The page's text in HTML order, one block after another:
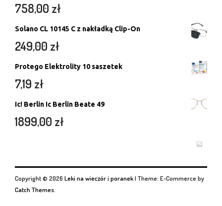
758,00 zł
Solano CL 10145 C z nakładką Clip-On
249,00 zł
Protego Elektrolity 10 saszetek
7,19 zł
Ic! Berlin Ic Berlin Beate 49
1899,00 zł
Copyright © 2026 Leki na wieczór i poranek| Theme: E-Commerce by
Catch Themes.